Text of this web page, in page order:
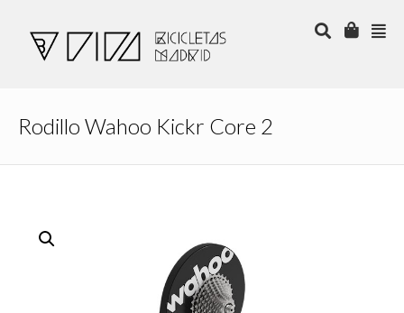
Rodillo Wahoo Kickr Core 2